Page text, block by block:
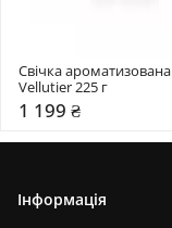
Свічка ароматизована
Vellutier 225 г
1 199 ₴
Інформація